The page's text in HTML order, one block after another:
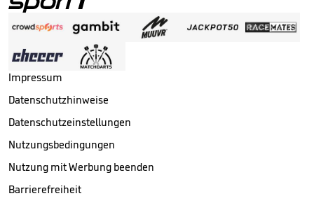
Impressum
Datenschutzhinweise
Datenschutzeinstellungen
Nutzungsbedingungen
Nutzung mit Werbung beenden
Barrierefreiheit